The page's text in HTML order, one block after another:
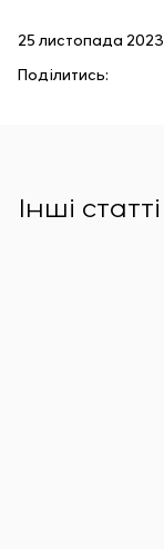
25 листопада 2023
Поділитись:
Інші статті